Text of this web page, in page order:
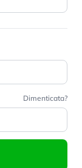
Dimenticata?